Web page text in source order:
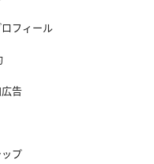
フィール
告
プ